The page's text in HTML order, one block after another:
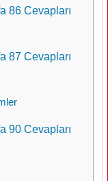
86 Cevapları
87 Cevapları
90 Cevapları